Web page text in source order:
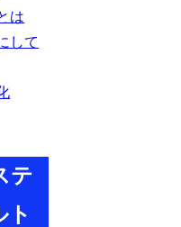
は
して
テ
ト